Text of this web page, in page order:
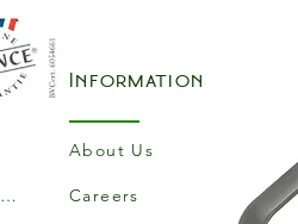
Shipping and Returns
Information
About Us
Careers